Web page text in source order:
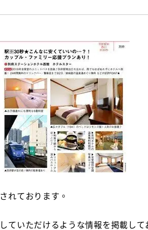
れております。
ていただけるような情報を掲載して